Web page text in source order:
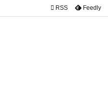

 RSS Feedly